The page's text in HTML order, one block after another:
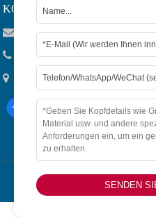
SENDEN
KONTAKTIEREN SIE UNS
+86 18732106029
Nr. 15 Lingang Road,
Copyright © 2026Tianjin Yigang